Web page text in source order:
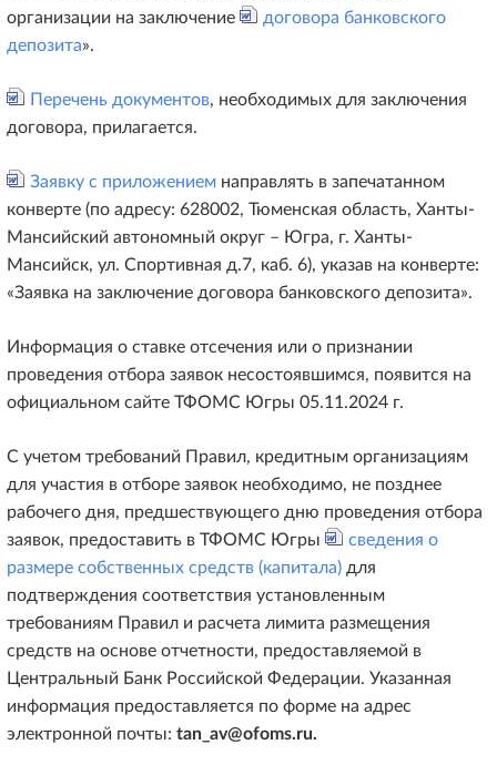
организации на заключение
договора банковского
депозита».
Перечень документов, необходимых для заключения
договора, прилагается.
Заявку с приложением направлять в запечатанном
конверте (по адресу: 628002, Тюменская область, Ханты-
Мансийский автономный округ – Югра, г. Ханты-
Мансийск, ул. Спортивная д.7, каб. 6), указав на конверте:
«Заявка на заключение договора банковского депозита».
Информация о ставке отсечения или о признании
проведения отбора заявок несостоявшимся, появится на
официальном сайте ТФОМС Югры 05.11.2024 г.
С учетом требований Правил, кредитным организациям
для участия в отборе заявок необходимо, не позднее
рабочего дня, предшествующего дню проведения отбора
заявок, предоставить в ТФОМС Югры
сведения о
размере собственных средств (капитала) для
подтверждения соответствия установленным
требованиям Правил и расчета лимита размещения
средств на основе отчетности, предоставляемой в
Центральный Банк Российской Федерации. Указанная
информация предоставляется по форме на адрес
электронной почты: tan av@ofoms.ru.